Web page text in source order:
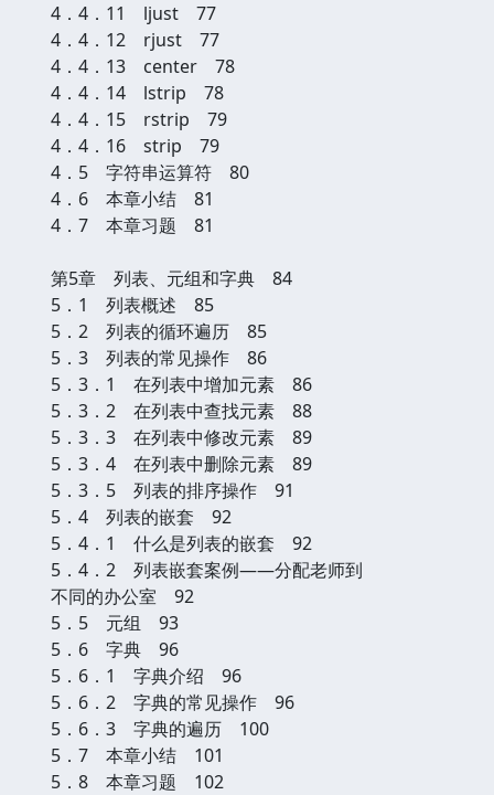
4．4．11 ljust 77
4．4．12 rjust 77
4．4．13 center 78
4．4．14 lstrip 78
4．4．15 rstrip 79
4．4．16 strip 79
4．5 字符串运算符 80
4．6 本章小结 81
4．7 本章习题 81
第5章 列表、元组和字典 84
5．1 列表概述 85
5．2 列表的循环遍历 85
5．3 列表的常见操作 86
5．3．1 在列表中增加元素 86
5．3．2 在列表中查找元素 88
5．3．3 在列表中修改元素 89
5．3．4 在列表中删除元素 89
5．3．5 列表的排序操作 91
5．4 列表的嵌套 92
5．4．1 什么是列表的嵌套 92
5．4．2 列表嵌套案例——分配老师到
不同的办公室 92
5．5 元组 93
5．6 字典 96
5．6．1 字典介绍 96
5．6．2 字典的常见操作 96
5．6．3 字典的遍历 100
5．7 本章小结 101
5．8 本章习题 102